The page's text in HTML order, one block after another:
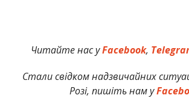
Читайте нас уFacebook,
Стали свідком надзвичайних
Розі, пишіть нам у